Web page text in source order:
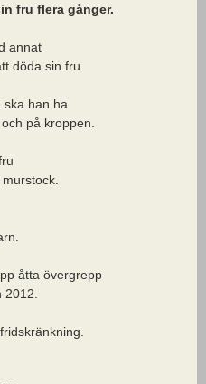
fru flera gånger.
annat
döda sin fru.
ska han ha
på kroppen.
åtta övergrepp